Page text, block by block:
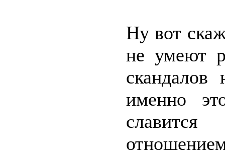
Ну вот
не умеют
скандалов
именно